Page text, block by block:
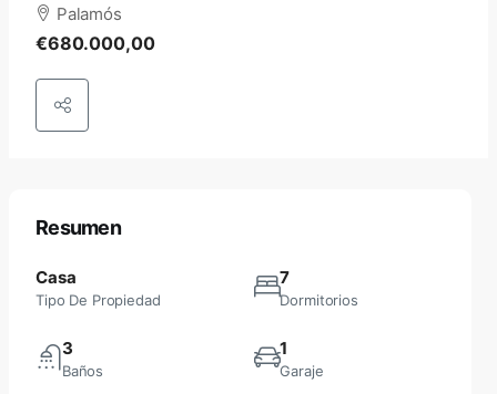
Palamós
€680.000,00
Resumen
Casa
Tipo De Propiedad
7
Dormitorios
3
Baños
1
Garaje